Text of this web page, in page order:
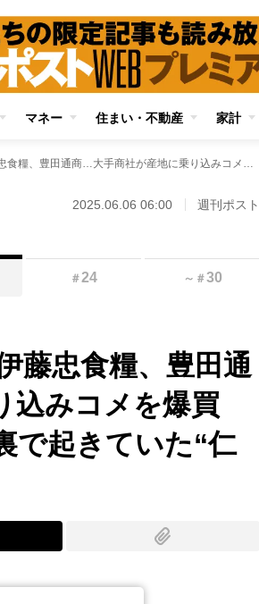
マネー 住まい・不動産 家計
【巨大資本でJAを圧倒】伊藤忠食糧、豊田通商…大手商社が産地に乗り込みコメを爆買い 止まらぬ価格高騰の裏で起きていた“仁義なき争奪戦”現地ルポ
2025.06.06 06:00 週刊ポスト
＃24 ～ ＃30
藤忠食糧、豊田通
込みコメを爆買
起きていた“仁